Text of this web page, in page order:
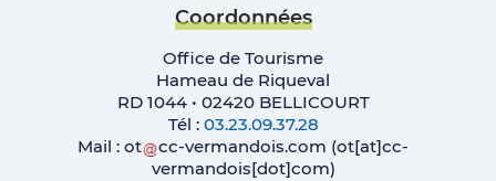
Coordonnées
Office de Tourisme
Hameau de Riqueval
RD 1044 • 02420 BELLICOURT
Tél : 03.23.09.37.28
Mail :ot cc-vermandois.com (ot[at]cc-
vermandois[dot]com)